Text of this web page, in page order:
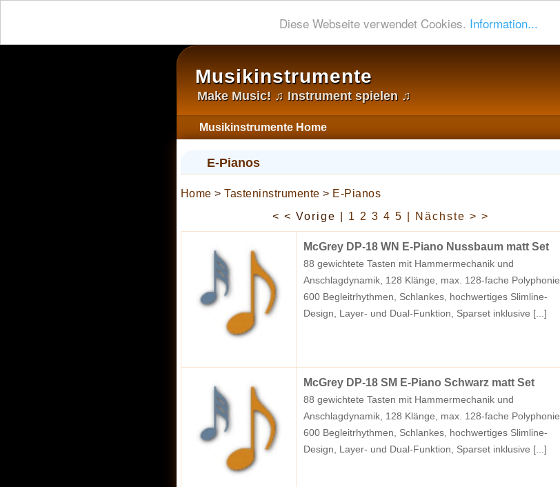
Diese Webseite verwendet Cookies. Information...
Musikinstrumente
Make Music! ♫ Instrument spielen ♫
Musikinstrumente Home
E-Pianos
Home > Tasteninstrumente > E-Pianos
< < Vorige | 1 2 3 4 5 | Nächste > >
McGrey DP-18 WN E-Piano Nussbaum matt Set
88 gewichtete Tasten mit Hammermechanik und
Anschlagdynamik, 128 Klänge, max. 128-fache Polyphonie,
600 Begleitrhythmen, Schlankes, hochwertiges Slimline-
Design, Layer- und Dual-Funktion, Sparset inklusive [...]
McGrey DP-18 SM E-Piano Schwarz matt Set
88 gewichtete Tasten mit Hammermechanik und
Anschlagdynamik, 128 Klänge, max. 128-fache Polyphonie,
600 Begleitrhythmen, Schlankes, hochwertiges Slimline-
Design, Layer- und Dual-Funktion, Sparset inklusive [...]